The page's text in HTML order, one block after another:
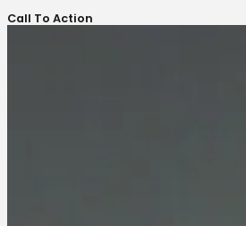
Call To Action